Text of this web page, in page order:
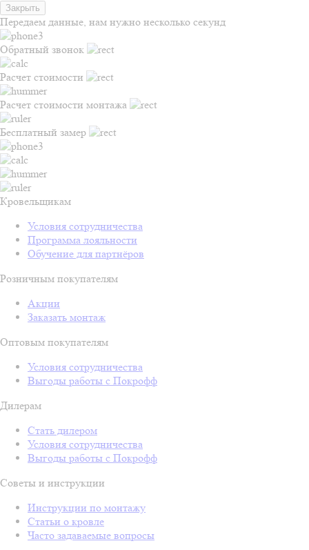
Закрыть
Передаем данные, нам нужно несколько секунд
Обратный звонок
Расчет стоимости
Расчет стоимости монтажа
Бесплатный замер
Кровельщикам
Условия сотрудничества
Программа лояльности
Обучение для партнёров
Розничным покупателям
Акции
Заказать монтаж
Оптовым покупателям
Условия сотрудничества
Выгоды работы с Покрофф
Дилерам
Стать дилером
Условия сотрудничества
Выгоды работы с Покрофф
Советы и инструкции
Инструкции по монтажу
Статьи о кровле
Часто задаваемые вопросы